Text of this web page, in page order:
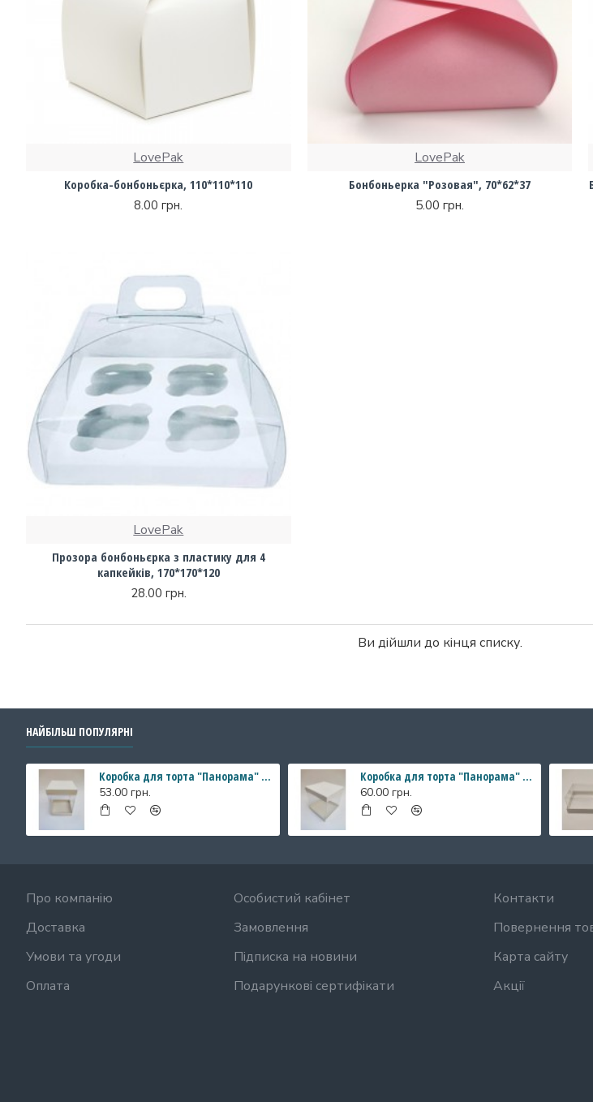
LovePak
Коробка-бонбоньєрка, 110*110*110
8.00 грн.
LovePak
Бонбоньерка "Розовая", 70*62*37
5.00 грн.
LovePak
Прозора бонбоньєрка з пластику для 4
капкейків, 170*170*120
28.00 грн.
Ви дійшли до кінця списку.
НАЙБІЛЬШ ПОПУЛЯРНІ
Коробка для торта "Панорама" з прозорими стінками, 146*146*200 мм
53.00 грн.
Коробка для торта "Панорама" з прозорими стінками, 196*196*200 мм
60.00 грн.
Про компанію
Доставка
Умови та угоди
Оплата
Особистий кабінет
Замовлення
Підписка на новини
Подарункові сертифікати
Контакти
Повернення
Карта сайту
Акції